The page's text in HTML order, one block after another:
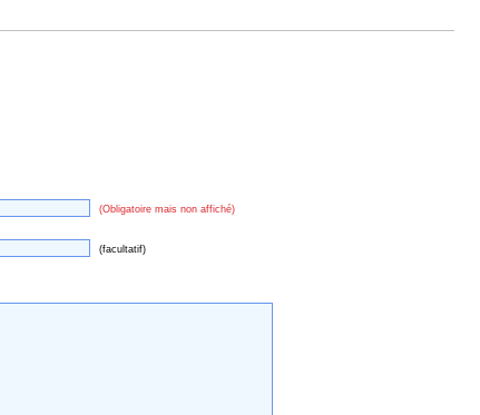
(Obligatoire mais non affiché)
(facultatif)